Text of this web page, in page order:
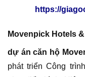
https://
Movenpick Hotels
dự án căn hộ
phát triển Công